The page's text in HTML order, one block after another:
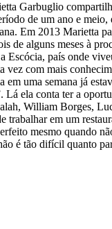
Garbuglio
de um ano e
Em 2013 Marietta
alguns meses à
país onde
com mais
uma semana já
ela conta ter a
William Borges,
trabalhar em um
mesmo quando
é tão difícil quanto